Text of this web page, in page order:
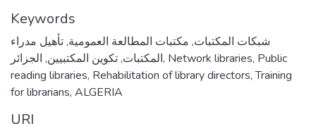
Keywords
شبكات المكتبات, مكتبات المطالعة العمومية,تأهيل مدراء
المكتبات,تكوين المكتبيين, الجزائر , Network libraries, Public
reading libraries, Rehabilitation of library directors,Training
for librarians, ALGERIA
URI